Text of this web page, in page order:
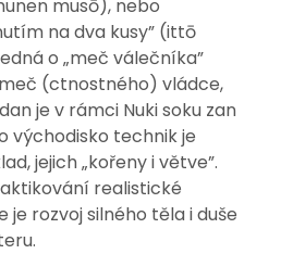
musō), nebo
na dva kusy” (ittō
o „meč válečníka”
(ctnostného) vládce,
je v rámci Nuki soku zan
východisko technik je
jejich „kořeny i větve”.
realistické
rozvoj silného těla i duše